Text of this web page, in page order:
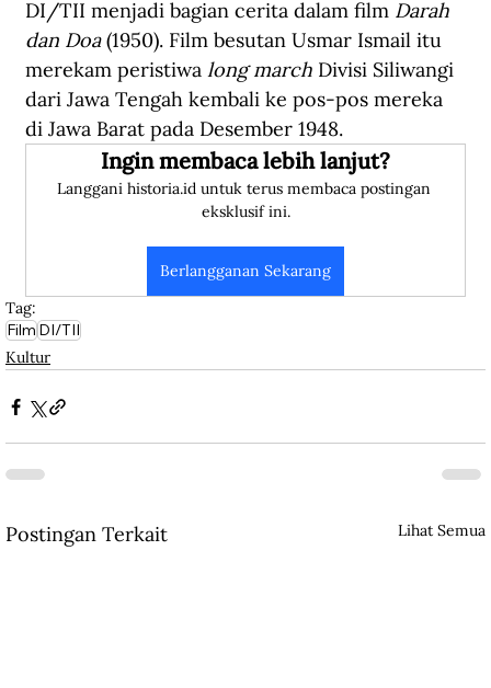
DI/TII menjadi bagian cerita dalam film Darah
dan Doa (1950). Film besutan Usmar Ismail itu
merekam peristiwa long march Divisi Siliwangi
dari Jawa Tengah kembali ke pos-pos mereka
di Jawa Barat pada Desember 1948.
Ingin membaca lebih lanjut?
Langgani historia.id untuk terus membaca postingan
eksklusif ini.
Berlangganan Sekarang
Tag:
FilmDI/TII
Kultur
Postingan Terkait Lihat Semua